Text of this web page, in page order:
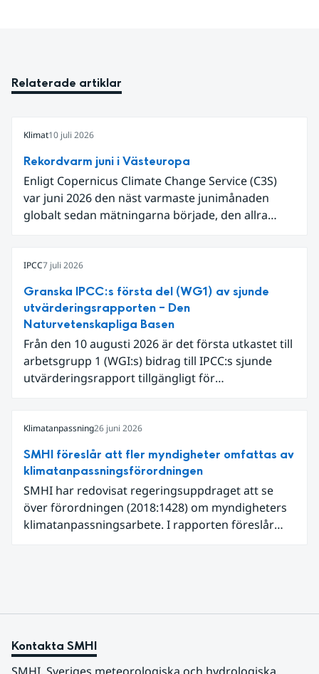
Relaterade artiklar
Klimat10 juli 2026
Rekordvarm juni i Västeuropa
Enligt Copernicus Climate Change Service (C3S)
var juni 2026 den näst varmaste junimånaden
globalt sedan mätningarna började, den allra
begränsar oss till Västeuropa var det den allra
varmaste juni. Detta betingades till stor del av en
extrem hetta i slutet av månaden. Världshavens
ytvattentemperaturer var den högsta som
uppmätts för en juni månad, vilket ligger i fas med
en framväxande El Niño i Stilla havet.
IPCC7 juli 2026
Granska IPCC:s första del (WG1) av sjunde
utvärderingsrapporten – Den
Naturvetenskapliga Basen
Från den 10 augusti 2026 är det första utkastet till
arbetsgrupp 1 (WGI:s) bidrag till IPCC:s sjunde
utvärderingsrapport tillgängligt för
Klimatanpassning26 juni 2026
SMHI föreslår att fler myndigheter omfattas av
klimatanpassningsförordningen
SMHI har redovisat regeringsuppdraget att se
över förordningen (2018:1428) om myndigheters
klimatanpassningsarbete. I rapporten föreslår
Kontakta SMHI